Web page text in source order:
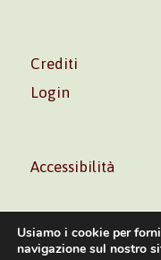
Crediti
Login
Accessibilità
Usiamo i cookie per
navigazione sul nostro